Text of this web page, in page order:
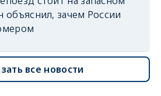
зачем России
все новости